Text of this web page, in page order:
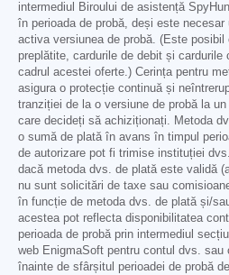
intermediul Biroului de asistență
în perioada de probă, deși este
activa versiunea de probă. (Este posibil
preplătite, cardurile de debit și
cadrul acestei oferte.) Cerința pentru
asigura o protecție continuă și
tranziției de la o versiune de probă la
care decideți să achiziționați. Metoda
o sumă de plată în avans în timpul
de autorizare pot fi trimise instituției
dacă metoda dvs. de plată este validă
nu sunt solicitări de taxe sau
în funcție de metoda dvs. de plată și/
acestea pot reflecta disponibilitatea
perioada de probă prin intermediul
web EnigmaSoft pentru contul dvs. sau
înainte de sfârșitul perioadei de probă